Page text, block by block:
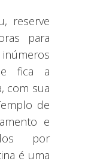
reserve
para
fica a
com sua
de
e
por
é uma